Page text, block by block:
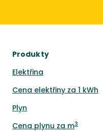
Produkty
Elektřina
Cena elektřiny za 1 kWh
Plyn
Cena plynu za m3